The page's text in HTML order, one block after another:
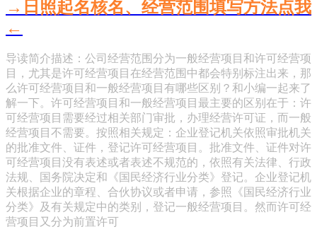
→日照起名核名、经营范围填写方法点我
←
导读简介描述：公司经营范围分为一般经营项目和许可经营项
目，尤其是许可经营项目在经营范围中都会特别标注出来，那
么许可经营项目和一般经营项目有哪些区别？和小编一起来了
解一下。许可经营项目和一般经营项目最主要的区别在于：许
可经营项目需要经过相关部门审批，办理经营许可证，而一般
经营项目不需要。按照相关规定：企业登记机关依照审批机关
的批准文件、证件，登记许可经营项目。批准文件、证件对许
可经营项目没有表述或者表述不规范的，依照有关法律、行政
法规、国务院决定和《国民经济行业分类》登记。企业登记机
关根据企业的章程、合伙协议或者申请，参照《国民经济行业
分类》及有关规定中的类别，登记一般经营项目。然而许可经
营项目又分为前置许可